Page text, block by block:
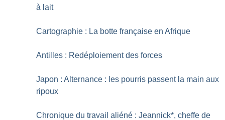
à lait
Cartographie : La botte française en Afrique
Antilles : Redéploiement des forces
Japon : Alternance : les pourris passent la main aux
ripoux
Chronique du travail aliéné : Jeannick*, cheffe de